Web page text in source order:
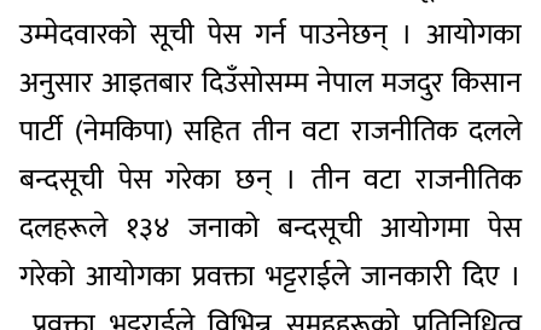
उम्मेदवारको सूची पेस गर्न पाउनेछन् । आयोगका
अनुसार आइतबार दिउँसोसम्म नेपाल मजदुर किसान
पार्टी (नेमकिपा) सहित तीन वटा राजनीतिक दलले
बन्दसूची पेस गरेका छन् । तीन वटा राजनीतिक
दलहरूले १३४ जनाको बन्दसूची आयोगमा पेस
गरेको आयोगका प्रवक्ता भट्टराईले जानकारी दिए ।